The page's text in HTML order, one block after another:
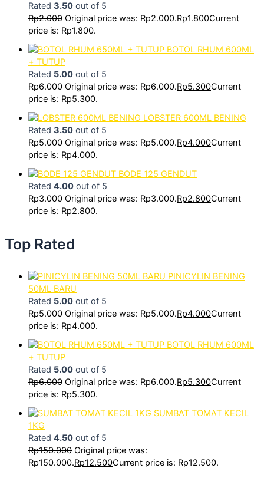
Rated 3.50 out of 5
Rp2.000 Original price was: Rp2.000.Rp1.800Current
price is: Rp1.800.
BOTOL RHUM 600ML
+ TUTUP
Rated 5.00 out of 5
Rp6.000 Original price was: Rp6.000.Rp5.300Current
price is: Rp5.300.
LOBSTER 600ML BENING
Rated 3.50 out of 5
Rp5.000 Original price was: Rp5.000.Rp4.000Current
price is: Rp4.000.
BODE 125 GENDUT
Rated 4.00 out of 5
Rp3.000 Original price was: Rp3.000.Rp2.800Current
price is: Rp2.800.
Top Rated
PINICYLIN BENING
50ML BARU
Rated 5.00 out of 5
Rp5.000 Original price was: Rp5.000.Rp4.000Current
price is: Rp4.000.
BOTOL RHUM 600ML
+ TUTUP
Rated 5.00 out of 5
Rp6.000 Original price was: Rp6.000.Rp5.300Current
price is: Rp5.300.
SUMBAT TOMAT KECIL
1KG
Rated 4.50 out of 5
Rp150.000 Original price was:
Rp150.000.Rp12.500Current price is: Rp12.500.